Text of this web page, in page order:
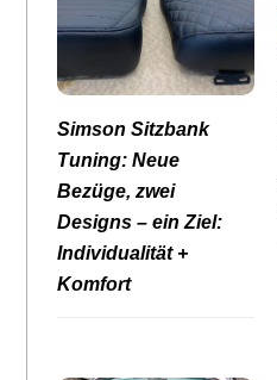
Simson Sitzbank
Tuning: Neue
Bezüge, zwei
Designs – ein Ziel:
Individualität +
Komfort